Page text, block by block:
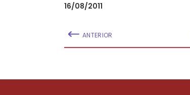
16/08/2011
ANTERIOR